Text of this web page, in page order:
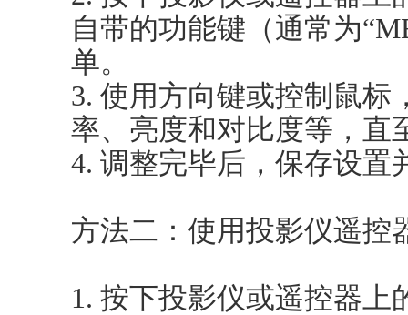
自带的功能键（通常为
单。
3. 使用方向键或控制鼠标
率、亮度和对比度等，直
4. 调整完毕后，保存设置
方法二：使用投影仪遥控
1. 按下投影仪或遥控器上